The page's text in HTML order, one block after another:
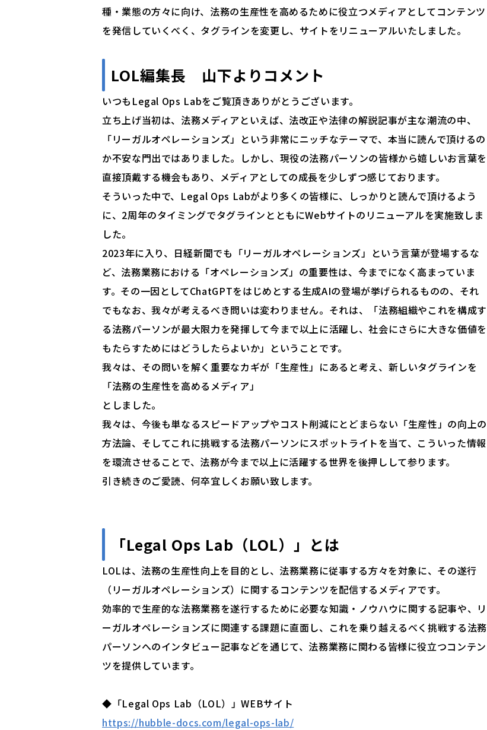
種・業態の方々に向け、法務の生産性を高めるために役立つメディアとしてコンテンツ
を発信していくべく、タグラインを変更し、サイトをリニューアルいたしました。
LOL編集長 山下よりコメント
いつもLegal Ops Labをご覧頂きありがとうございます。
立ち上げ当初は、法務メディアといえば、法改正や法律の解説記事が主な潮流の中、
「リーガルオペレーションズ」という非常にニッチなテーマで、本当に読んで頂けるの
か不安な門出ではありました。しかし、現役の法務パーソンの皆様から嬉しいお言葉を
直接頂戴する機会もあり、メディアとしての成長を少しずつ感じております。
そういった中で、Legal Ops Labがより多くの皆様に、しっかりと読んで頂けるよう
に、2周年のタイミングでタグラインとともにWebサイトのリニューアルを実施致しま
した。
2023年に入り、日経新聞でも「リーガルオペレーションズ」という言葉が登場するな
ど、法務業務における「オペレーションズ」の重要性は、今までになく高まっていま
す。その一因としてChatGPTをはじめとする生成AIの登場が挙げられるものの、それ
でもなお、我々が考えるべき問いは変わりません。それは、「法務組織やこれを構成す
る法務パーソンが最大限力を発揮して今まで以上に活躍し、社会にさらに大きな価値を
もたらすためにはどうしたらよいか」ということです。
我々は、その問いを解く重要なカギが「生産性」にあると考え、新しいタグラインを
「法務の生産性を高めるメディア」
としました。
我々は、今後も単なるスピードアップやコスト削減にとどまらない「生産性」の向上の
方法論、そしてこれに挑戦する法務パーソンにスポットライトを当て、こういった情報
を環流させることで、法務が今まで以上に活躍する世界を後押しして参ります。
引き続きのご愛読、何卒宜しくお願い致します。
「Legal Ops Lab（LOL）」とは
LOLは、法務の生産性向上を目的とし、法務業務に従事する方々を対象に、その遂行
（リーガルオペレーションズ）に関するコンテンツを配信するメディアです。
効率的で生産的な法務業務を遂行するために必要な知識・ノウハウに関する記事や、リ
ーガルオペレーションズに関連する課題に直面し、これを乗り越えるべく挑戦する法務
パーソンへのインタビュー記事などを通じて、法務業務に関わる皆様に役立つコンテン
ツを提供しています。
◆「Legal Ops Lab（LOL）」WEBサイト
https://hubble-docs.com/legal-ops-lab/